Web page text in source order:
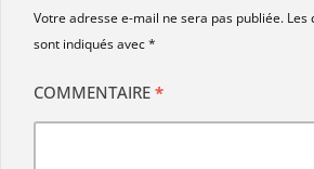
Votre adresse e-mail ne sera pas publiée. Les
sont indiqués avec*
COMMENTAIRE *